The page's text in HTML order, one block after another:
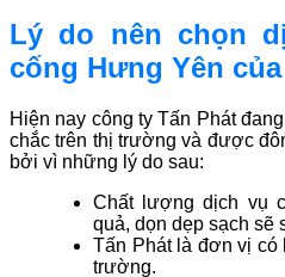
Lý do nên chọn
cống Hưng Yên của
Hiện nay công ty Tấn Phát
chắc trên thị trường và được
bởi vì những lý do sau:
Chất lượng dịch vụ
quả, dọn dẹp sạch sẽ
Tấn Phát là đơn vị có
trường.